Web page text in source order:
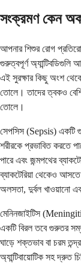
সংক্রমণ কেন
আপনার শিশুর রোগ
গুরুত্বপূর্ণ
এই সুরক্ষার কিছু অংশ
তোলে। তাদের ত্বকও
তোলে।
সেপসিস (Sepsis) একটি
শরীরকে প্রভাবিত করতে
পারে এবং জন্মপথের
ব্যাকটেরিয়া থেকেও
অলসতা, দুর্বল খাওয়ানো
মেনিনজাইটিস
একটি বিরল তবে গুরুতর
ঘাড়ে শক্তভাব বা চরম
অ্যান্টিবায়োটিক সহ দ্রুত